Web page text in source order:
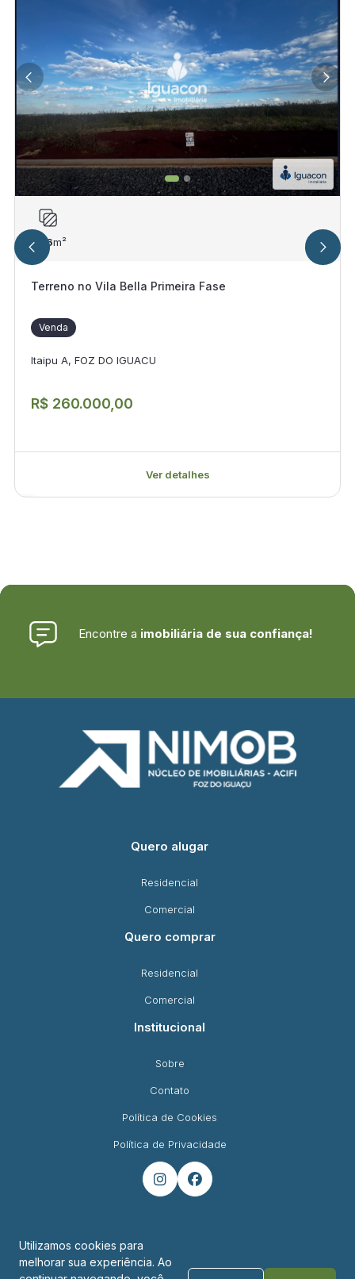
306m²
Terreno no Vila Bella Primeira Fase
Venda
Itaipu A, FOZ DO IGUACU
R$ 260.000,00
Ver detalhes
Encontre a imobiliária de sua confiança!
Quero alugar
Residencial
Comercial
Quero comprar
Residencial
Comercial
Institucional
Sobre
Contato
Política de Cookies
Política de Privacidade
 
Endereço
Utilizamos cookies para
melhorar sua experiência. Ao